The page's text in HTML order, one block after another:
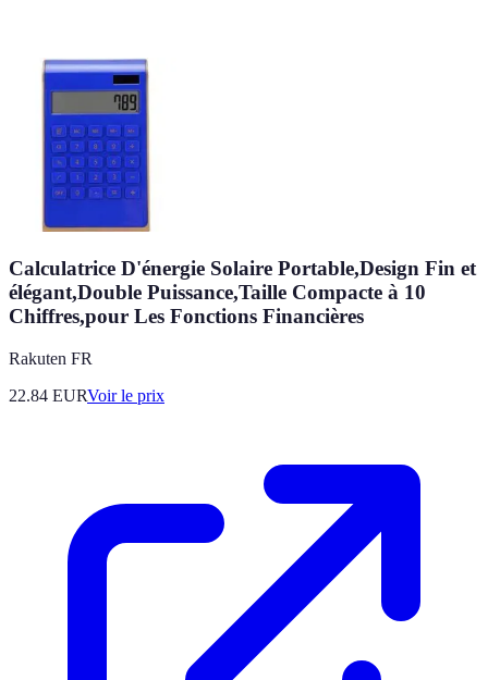
Calculatrice D'énergie Solaire Portable,Design Fin et
élégant,Double Puissance,Taille Compacte à 10
Chiffres,pour Les Fonctions Financières
Rakuten FR
22.84 EURVoir le prix